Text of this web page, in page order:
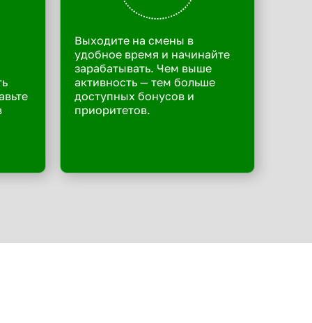
Выходите на смены в
удобное время и начинайте
зарабатывать. Чем выше
активность — тем больше
доступных бонусов и
приоритетов.